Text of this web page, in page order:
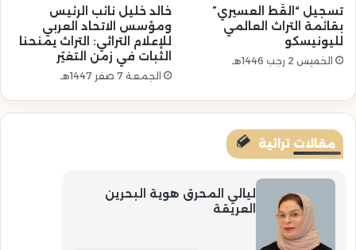
تسجيل “القَط العسيري”
بقائمة التراث العالمي
لليونيسكو
الخميس 2 رجب 1446هـ
خالد خليل نائب الرئيس
ومؤسس الاتحاد العربي
للإعلام التراثي: التراث يمنحنا
الثبات في زمن التغيّر
الجمعة 7 صفر 1447هـ
مقالات تراثية
ليالي المحرق هوية البحرين
العريقة